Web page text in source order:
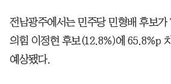
전남광주에서는 민주당 민형배 후보
의힘 이정현 후보(12.8%)에 65.8%p
예상됐다.